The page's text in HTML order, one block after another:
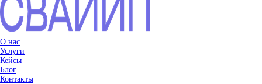
О нас
Услуги
Кейсы
Блог
Контакты